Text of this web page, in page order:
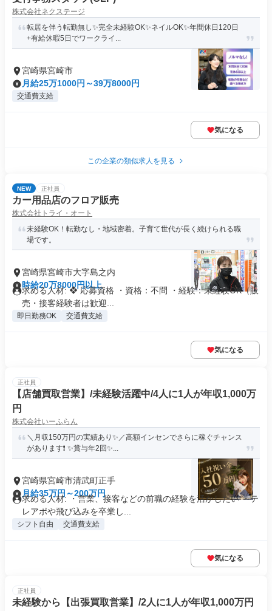
株式会社ネクステージ
転居を伴う転勤無し✨完全未経験OK✨ネイルOK✨年間休日120日
+有給休暇5日でワークライ...
宮崎県宮崎市
月給25万1000円～39万8000円
交通費支給
気になる
この企業の類似求人を見る
NEW 正社員
カー用品店のフロア販売
株式会社トライ・オート
未経験OK！転勤なし・地域密着。子育て世代が長く続けられる職
場です。
宮崎県宮崎市大字島之内
時給20万8000円以上
求める人材: ❖ 応募資格 ・資格：不問 ・経験：未経験OK（販
売・接客経験者は歓迎...
即日勤務OK 交通費支給
気になる
正社員
【店舗買取営業】/未経験活躍中/4人に1人が年収1,000万
円
株式会社いーふらん
＼月収150万円の実績あり✨／高額インセンでさらに稼ぐチャンス
があります❗ ✨賞与年2回✨...
宮崎県宮崎市清武町正手
月給35万円～200万円
求める人材: ・営業、接客などの前職の経験を活かしたい ・テ
レアポや飛び込みを卒業し...
シフト自由 交通費支給
気になる
正社員
未経験から【出張買取営業】/2人に1人が年収1,000万円